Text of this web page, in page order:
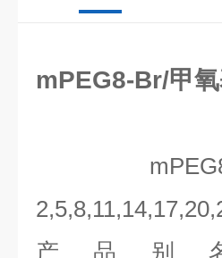
mPEG8-Br/甲
mPEG8-Br/
产品别